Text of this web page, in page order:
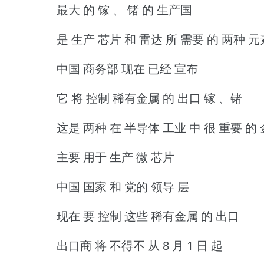
最大 的 镓 、 锗 的 生产国
是 生产 芯片 和 雷达 所 需要 的 两种 元
中国 商务部 现在 已经 宣布
它 将 控制 稀有金属 的 出口 镓 、锗
这是 两种 在 半导体 工业 中 很 重要 的
主要 用于 生产 微 芯片
中国 国家 和 党的 领导 层
现在 要 控制 这些 稀有金属 的 出口
出口商 将 不得不 从 8 月 1 日 起